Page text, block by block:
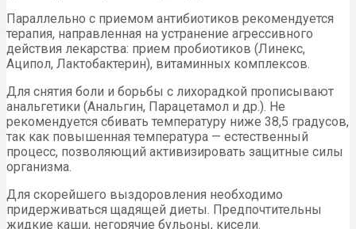
Параллельно с приемом антибиотиков рекомендуется
терапия, направленная на устранение агрессивного
действия лекарства: прием пробиотиков (Линекс,
Аципол, Лактобактерин), витаминных комплексов.
Для снятия боли и борьбы с лихорадкой прописывают
анальгетики (Анальгин, Парацетамол и др.). Не
рекомендуется сбивать температуру ниже 38,5 градусов,
так как повышенная температура — естественный
процесс, позволяющий активизировать защитные силы
организма.
Для скорейшего выздоровления необходимо
придерживаться щадящей диеты. Предпочтительны
жидкие каши, негорячие бульоны, кисели.